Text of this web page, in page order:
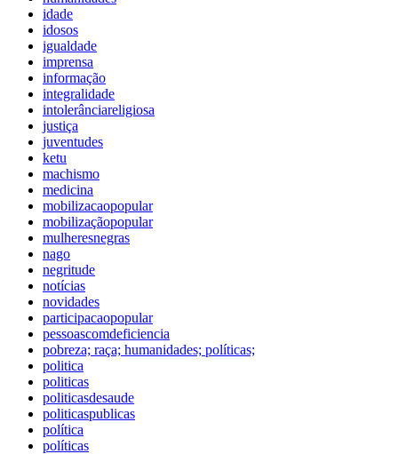
idade
idosos
igualdade
imprensa
informação
integralidade
intolerânciareligiosa
justiça
juventudes
ketu
machismo
medicina
mobilizacaopopular
mobilizaçãopopular
mulheresnegras
nago
negritude
notícias
novidades
participacaopopular
pessoascomdeficiencia
pobreza; raça; humanidades; políticas;
politica
politicas
politicasdesaude
politicaspublicas
política
políticas